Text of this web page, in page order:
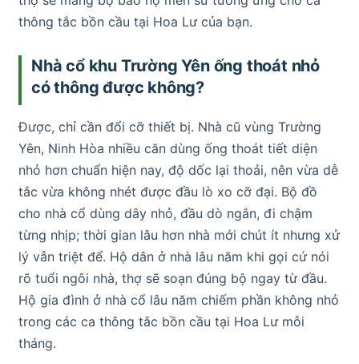
thông tắc bồn cầu tại Hoa Lư của bạn.
Nhà cổ khu Trường Yên ống thoát nhỏ
có thông được không?
Được, chỉ cần đổi cỡ thiết bị. Nhà cũ vùng Trường
Yên, Ninh Hòa nhiều căn dùng ống thoát tiết diện
nhỏ hơn chuẩn hiện nay, độ dốc lại thoải, nên vừa dễ
tắc vừa không nhét được đầu lò xo cỡ đại. Bộ đồ
cho nhà cổ dùng dây nhỏ, đầu dò ngắn, đi chậm
từng nhịp; thời gian lâu hơn nhà mới chút ít nhưng xử
lý vẫn triệt để. Hộ dân ở nhà lâu năm khi gọi cứ nói
rõ tuổi ngôi nhà, thợ sẽ soạn đúng bộ ngay từ đầu.
Hộ gia đình ở nhà cổ lâu năm chiếm phần không nhỏ
trong các ca thông tắc bồn cầu tại Hoa Lư mỗi
tháng.